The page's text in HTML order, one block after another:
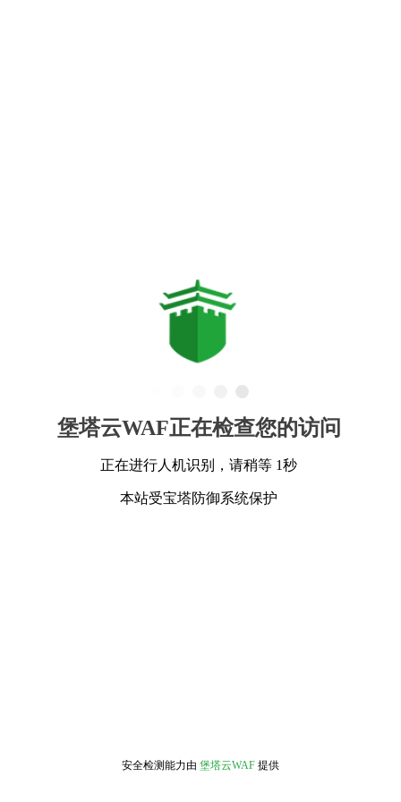
堡塔云WAF正在检查您的访问
正在进行人机识别，请稍等 1秒
本站受宝塔防御系统保护
安全检测能力由 堡塔云WAF 提供